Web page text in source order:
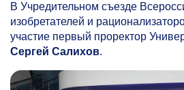
В Учредительном съезде
изобретателей и
участие первый проректор
Сергей Салихов.